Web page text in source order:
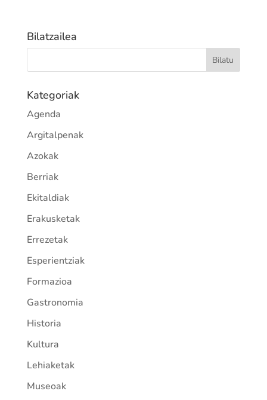
Bilatzailea
Kategoriak
Agenda
Argitalpenak
Azokak
Berriak
Ekitaldiak
Erakusketak
Errezetak
Esperientziak
Formazioa
Gastronomia
Historia
Kultura
Lehiaketak
Museoak